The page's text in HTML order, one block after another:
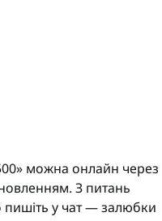
можна онлайн через
З питань
у чат — залюбки